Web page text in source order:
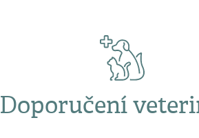
Doporučení